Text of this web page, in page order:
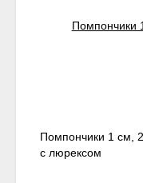
Помпончики 1 см,
с люрексом